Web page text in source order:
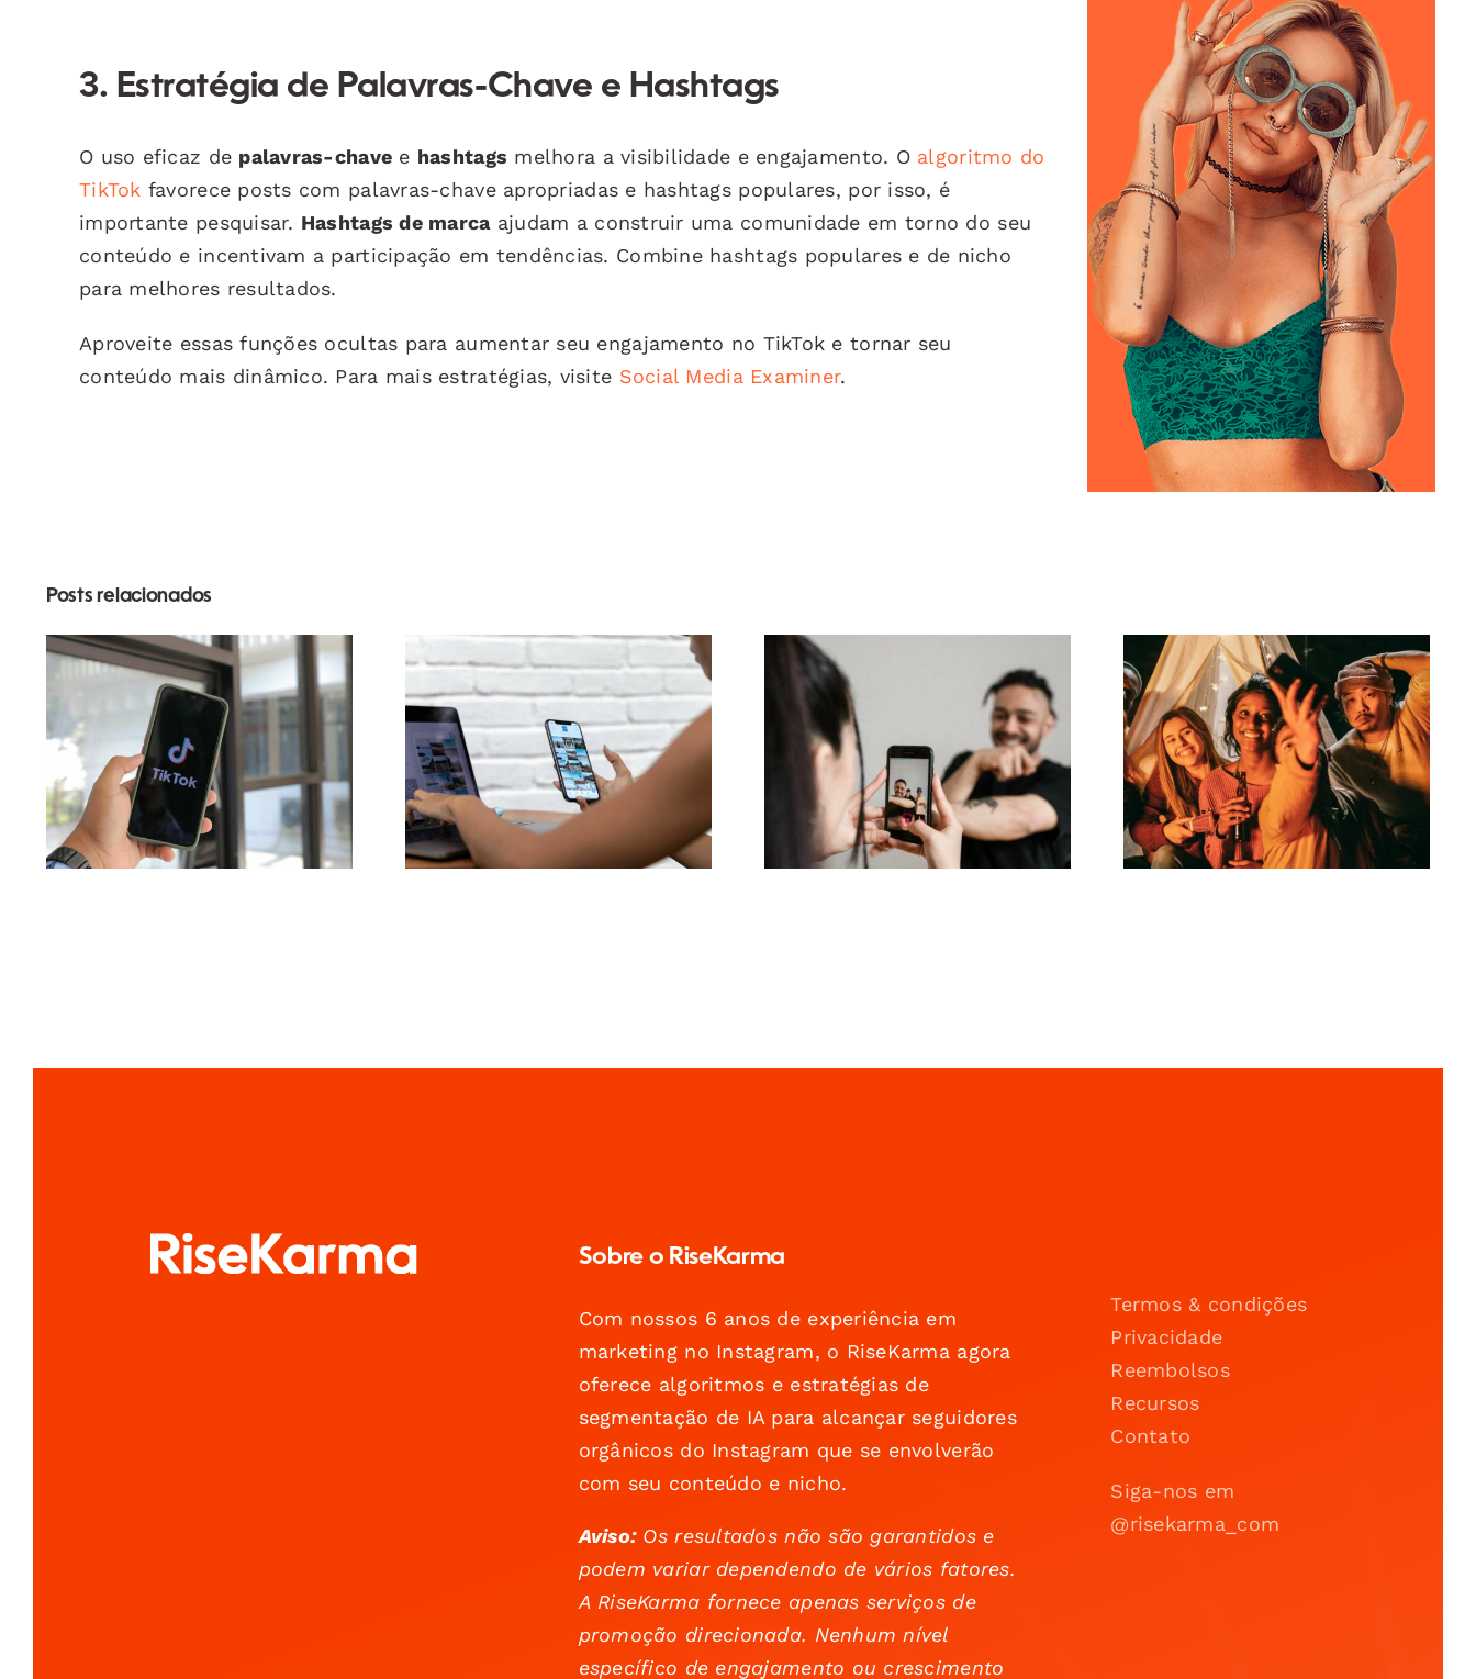
3. Estratégia de Palavras-Chave e Hashtags
O uso eficaz de palavras-chave e hashtags melhora a visibilidade e engajamento. O algoritmo do
TikTok favorece posts com palavras-chave apropriadas e hashtags populares, por isso, é
importante pesquisar. Hashtags de marcaajudam a construir uma comunidade em torno do seu
conteúdo e incentivam a participação em tendências. Combine hashtags populares e de nicho
para melhores resultados.
Aproveite essas funções ocultas para aumentar seu engajamento no TikTok e tornar seu
conteúdo mais dinâmico. Para mais estratégias, visite Social Media Examiner.
Posts relacionados
Maximizando o
Alcance:
Ferramentas Eficazes
de Postagem
Multiplataforma para
2024
As 3 principais
plataformas para
encontrar ideias de
UGC (Conteúdo
Gerado pelo Usuário)
Métodos eficazes
para remover
comentários
negativos no
Facebook
Como criar desafios
virais no TikTok que
engajem seu público?
Sobre o RiseKarma
Com nossos 6 anos de experiência em
marketing no Instagram, o RiseKarma agora
oferece algoritmos e estratégias de
segmentação de IA para alcançar seguidores
orgânicos do Instagram que se envolverão
com seu conteúdo e nicho.
Aviso:Os resultados não são garantidos e
podem variar dependendo de vários fatores.
A RiseKarma fornece apenas serviços de
promoção direcionada. Nenhum nível
específico de engajamento ou crescimento
Termos & condições
Privacidade
Reembolsos
Recursos
Contato
Siga-nos em
@risekarma_com